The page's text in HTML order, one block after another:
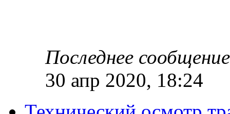
Последнее
30 апр 2020, 18:24